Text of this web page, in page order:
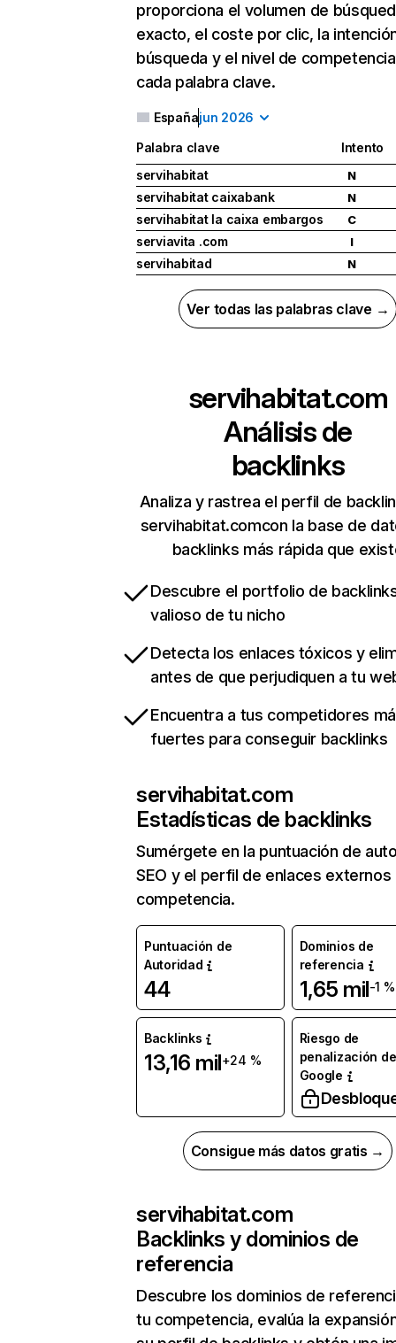
proporciona el volumen de
exacto, el coste por clic, la
búsqueda y el nivel de
cada palabra clave.
Españajun 2026
Palabra clave
Intento
servihabitat
N
servihabitat caixabank N
servihabitat la caixa embargos C
serviavita .com I
servihabitad N
Ver todas las palabras clave →
servihabitat.com
Análisis de
backlinks
Analiza y rastrea el perfil de
servihabitat.comcon la base de
backlinks más rápida que
Descubre el portfolio de
valioso de tu nicho
Detecta los enlaces tóxicos y
antes de que perjudiquen a tu
Encuentra a tus competidores
fuertes para conseguir backlinks
servihabitat.com
Estadísticas de backlinks
Sumérgete en la puntuación de
SEO y el perfil de enlaces externos
competencia.
Puntuación de
Autoridad
44
Dominios de
referencia
1,65 mil-1 %
Backlinks
13,16 mil+24 %
Riesgo de
penalización de
Google
Consigue más datos gratis →
servihabitat.com
Backlinks y dominios de
referencia
Descubre los dominios de
tu competencia, evalúa la